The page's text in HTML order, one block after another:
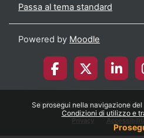
Se prosegui nella navigazione
Condizioni di utilizzo e
Passa al tema standard
Powered by Moodle
© 2026 Università degli